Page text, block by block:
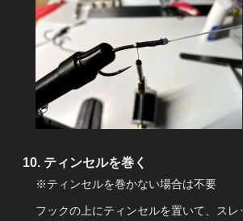
ティンセルを巻く
※ティンセルを巻かない場合は不要
フックの上にティンセルを置いて、ス